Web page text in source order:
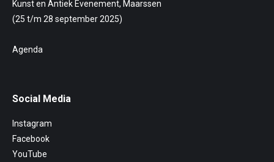
Kunst en Antiek Evenement, Maarssen
(25 t/m 28 september 2025)
Agenda
Social Media
Instagram
Facebook
YouTube